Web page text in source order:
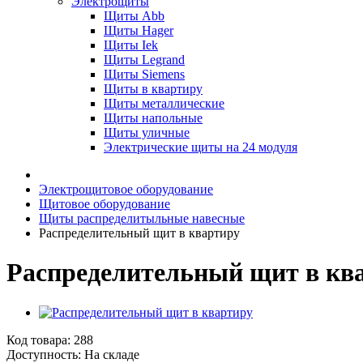
Щиты Abb
Щиты Hager
Щиты Iek
Щиты Legrand
Щиты Siemens
Щиты в квартиру
Щиты металлические
Щиты напольные
Щиты уличные
Электрические щиты на 24 модуля
Электрощитовое оборудование
Щитовое оборудование
Щиты распределитыльные навесные
Распределительный щит в квартиру
Распределительный щит в
Код товара: 288
Доступность: На складе